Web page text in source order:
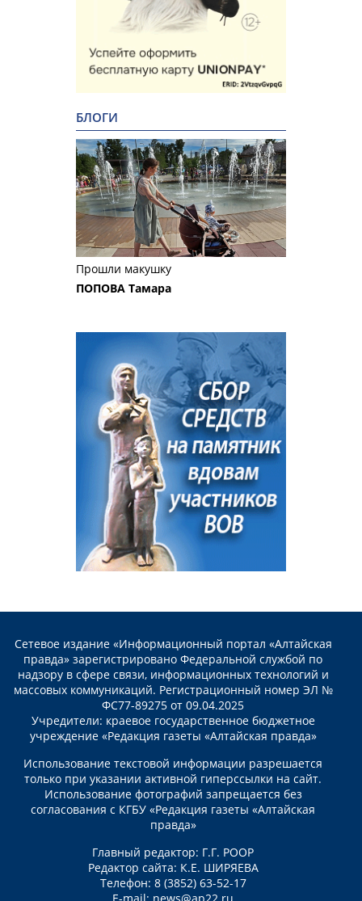
БЛОГИ
Прошли макушку
ПОПОВА Тамара
Сетевое издание «Информационный портал «Алтайская
правда» зарегистрировано Федеральной службой по
надзору в сфере связи, информационных технологий и
массовых коммуникаций. Регистрационный номер ЭЛ №
ФС77-89275 от 09.04.2025
Учредители: краевое государственное бюджетное
учреждение «Редакция газеты «Алтайская правда»
Использование текстовой информации разрешается
только при указании активной гиперссылки на сайт.
Использование фотографий запрещается без
согласования с КГБУ «Редакция газеты «Алтайская
правда»
Главный редактор: Г.Г. РООР
Редактор сайта: К.Е. ШИРЯЕВА
Телефон: 8 (3852) 63-52-17